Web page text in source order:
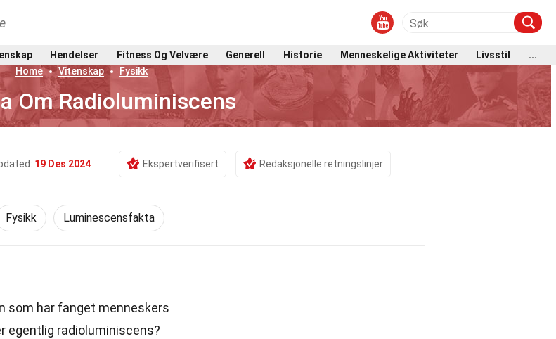
Hendelser Fitness Og Velvære Generell Historie Menneskelige Aktiviteter Livsstil
...
Home
Vitenskap Fysikk
Om Radioluminiscens
19 Des 2024 Ekspertverifisert Redaksjonelle retningslinjer
Fysikk Luminescensfakta
som har fanget menneskers
egentlig radioluminiscens?